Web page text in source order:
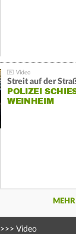
Streit auf der
POLIZEI
EINHEIM
>>> Video